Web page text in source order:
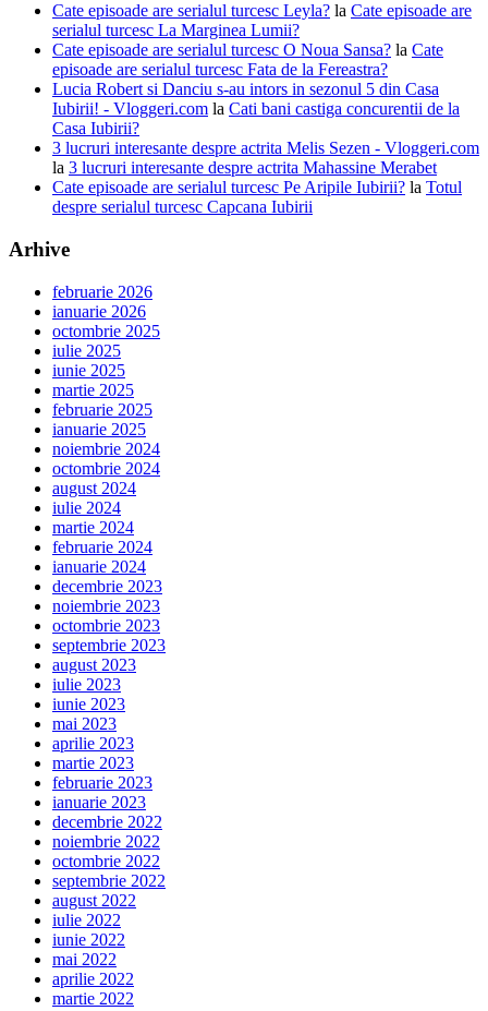
Cate episoade are serialul turcesc Leyla? la Cate episoade are
serialul turcesc La Marginea Lumii?
Cate episoade are serialul turcesc O Noua Sansa? la Cate
episoade are serialul turcesc Fata de la Fereastra?
Lucia Robert si Danciu s-au intors in sezonul 5 din Casa
Iubirii! - Vloggeri.com la Cati bani castiga concurentii de la
Casa Iubirii?
3 lucruri interesante despre actrita Melis Sezen - Vloggeri.com
la 3 lucruri interesante despre actrita Mahassine Merabet
Cate episoade are serialul turcesc Pe Aripile Iubirii? la Totul
despre serialul turcesc Capcana Iubirii
Arhive
februarie 2026
ianuarie 2026
octombrie 2025
iulie 2025
iunie 2025
martie 2025
februarie 2025
ianuarie 2025
noiembrie 2024
octombrie 2024
august 2024
iulie 2024
martie 2024
februarie 2024
ianuarie 2024
decembrie 2023
noiembrie 2023
octombrie 2023
septembrie 2023
august 2023
iulie 2023
iunie 2023
mai 2023
aprilie 2023
martie 2023
februarie 2023
ianuarie 2023
decembrie 2022
noiembrie 2022
octombrie 2022
septembrie 2022
august 2022
iulie 2022
iunie 2022
mai 2022
aprilie 2022
martie 2022